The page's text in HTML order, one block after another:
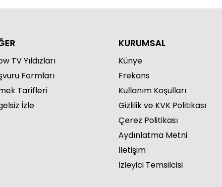
TV Yıldızları
Formları
Tarifleri
İzle
KURUMSAL
Künye
Frekans
Kullanım Koşulları
Gizlilik ve KVK Politikası
Çerez Politikası
Aydınlatma Metni
İletişim
İzleyici Temsilcisi